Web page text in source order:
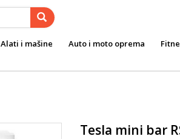
Alati i mašine Auto i moto oprema
Tesla mini bar